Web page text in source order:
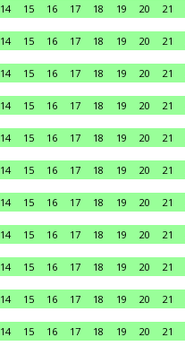
14 15 16 17 18 19 20 21
14 15 16 17 18 19 20 21
14 15 16 17 18 19 20 21
14 15 16 17 18 19 20 21
14 15 16 17 18 19 20 21
14 15 16 17 18 19 20 21
14 15 16 17 18 19 20 21
14 15 16 17 18 19 20 21
14 15 16 17 18 19 20 21
14 15 16 17 18 19 20 21
14 15 16 17 18 19 20 21